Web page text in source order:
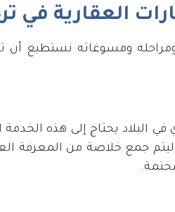
العقارية في
ومسوغاته نستطيع أن
البلاد يحتاج إلى هذه
جمع خلاصة من المعرفة